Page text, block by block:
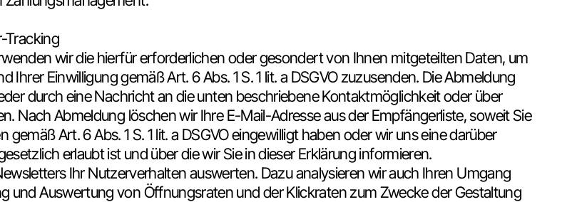
Tracking
wir die hierfür erforderlichen oder gesondert von Ihnen mitgeteilten Daten, um
Einwilligung gemäß Art. 6 Abs. 1 S. 1 lit. a DSGVO zuzusenden. Die Abmeldung
durch eine Nachricht an die unten beschriebene Kontaktmöglichkeit oder über
Nach Abmeldung löschen wir Ihre E-Mail-Adresse aus der Empfängerliste, soweit Sie
Art. 6 Abs. 1 S. 1 lit. a DSGVO eingewilligt haben oder wir uns eine darüber
erlaubt ist und über die wir Sie in dieser Erklärung informieren.
Ihr Nutzerverhalten auswerten. Dazu analysieren wir auch Ihren Umgang
und Auswertung von Öffnungsraten und der Klickraten zum Zwecke der Gestaltung